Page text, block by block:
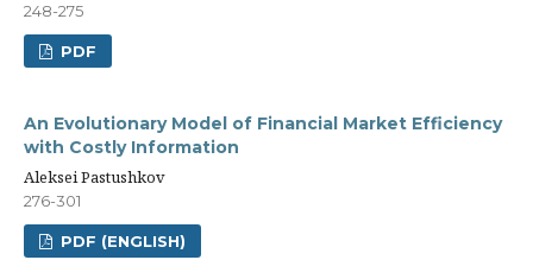
248-275
PDF
An Evolutionary Model of Financial Market Efficiency
with Costly Information
Aleksei Pastushkov
276-301
PDF (ENGLISH)